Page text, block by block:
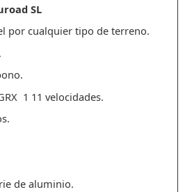
SL
por cualquier tipo de terreno.
1 11 velocidades.
de aluminio.